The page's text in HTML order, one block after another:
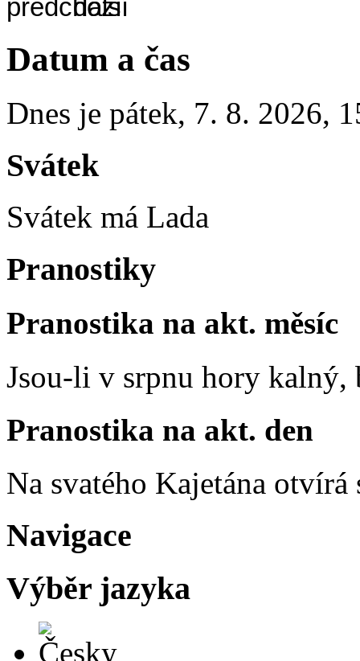
Datum a čas
Dnes je pátek, 7. 8. 2026,
Svátek
Svátek má Lada
Pranostiky
Pranostika na akt. měsíc
Jsou-li v srpnu hory
Pranostika na akt. den
Na svatého Kajetána otvírá
Navigace
Výběr jazyka